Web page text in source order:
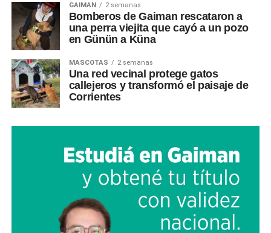
GAIMAN 2 semanas
Bomberos de Gaiman rescataron a
una perra viejita que cayó a un pozo
en Günün a Küna
MASCOTAS 2 semanas
Una red vecinal protege gatos
callejeros y transformó el paisaje de
Corrientes